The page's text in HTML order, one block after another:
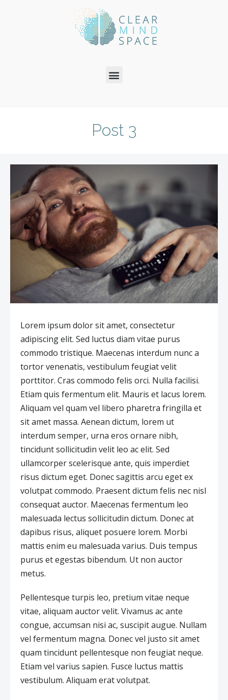
Post 3
Lorem ipsum dolor sit amet, consectetur
adipiscing elit. Sed luctus diam vitae purus
commodo tristique. Maecenas interdum nunc a
tortor venenatis, vestibulum feugiat velit
porttitor. Cras commodo felis orci. Nulla facilisi.
Etiam quis fermentum elit. Mauris et lacus lorem.
Aliquam vel quam vel libero pharetra fringilla et
sit amet massa. Aenean dictum, lorem ut
interdum semper, urna eros ornare nibh,
tincidunt sollicitudin velit leo ac elit. Sed
ullamcorper scelerisque ante, quis imperdiet
risus dictum eget. Donec sagittis arcu eget ex
volutpat commodo. Praesent dictum felis nec nisl
consequat auctor. Maecenas fermentum leo
malesuada lectus sollicitudin dictum. Donec at
dapibus risus, aliquet posuere lorem. Morbi
mattis enim eu malesuada varius. Duis tempus
purus et egestas bibendum. Ut non auctor
metus.
Pellentesque turpis leo, pretium vitae neque
vitae, aliquam auctor velit. Vivamus ac ante
congue, accumsan nisi ac, suscipit augue. Nullam
vel fermentum magna. Donec vel justo sit amet
quam tincidunt pellentesque non feugiat neque.
Etiam vel varius sapien. Fusce luctus mattis
vestibulum. Aliquam erat volutpat.